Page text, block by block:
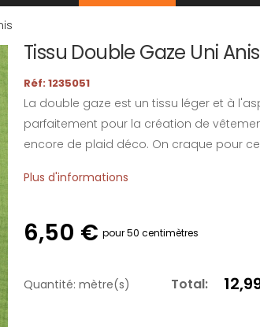
Tissu Double Gaze Uni Anis
Réf: 1235051
La double gaze est un tissu léger et à
parfaitement pour la création de
encore de plaid déco. On craque pour
Plus d'informations
6,50 € pour 50 centimètres
Quantité: mètre(s) Total: